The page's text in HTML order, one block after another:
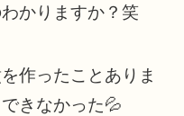
かりますか？笑
作ったことありま
きなかった💦